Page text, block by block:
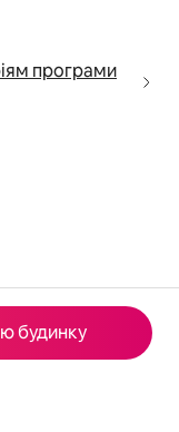
будинку
програми